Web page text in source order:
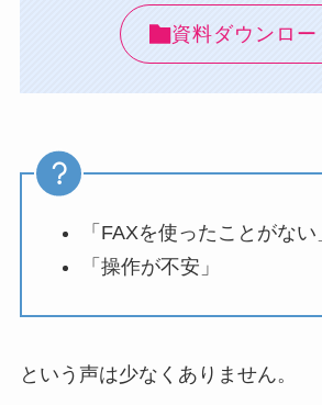
資料ダウンロー
「FAXを使ったことがない
「操作が不安」
という声は少なくありません。